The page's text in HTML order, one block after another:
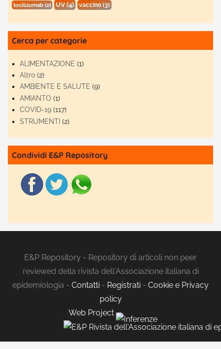
tocilizumab(2) UV(4) vaccino(3)
Cerca per categorie
ALIMENTAZIONE (1)
Altro (2)
AMBIENTE E SALUTE (9)
AMIANTO (1)
COVID-19 (117)
STRUMENTI (2)
Condividi E&P Repository
E&P Repository - Repository di articoli non peer
reviewed della rivista dell'Associazione italiana di
epidemiologia - Contatti - Registrati - Cookie e Privacy
policy
Web Project